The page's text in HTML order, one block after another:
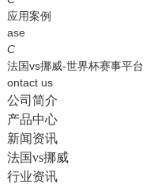
法国vs挪威-世界杯赛事平台
应用案例
ase
C
法国vs挪威-世界杯赛事平台
ontact us
公司简介
产品中心
新闻资讯
法国vs挪威
行业资讯